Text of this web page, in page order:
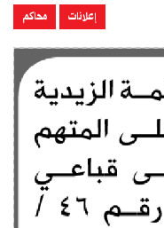
إعلانات محاكم